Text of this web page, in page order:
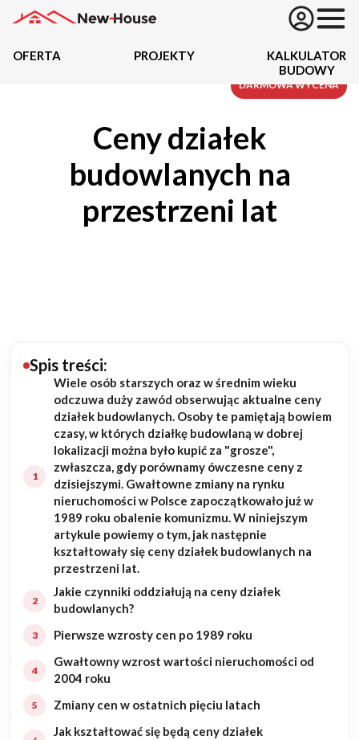
Budowa domu
Rezydencje
Rozbudowa
Remonty
Budynki biurowe
Realizacje
Referencje
Filmy
Ogrody
OFERTA PROJEKTY
KALKULATOR
BUDOWY
Ceny działek
budowlanych na
przestrzeni lat
Spis treści:
Wiele osób starszych oraz w średnim wieku
odczuwa duży zawód obserwując aktualne ceny
działek budowlanych. Osoby te pamiętają bowiem
czasy, w których działkę budowlaną w dobrej
lokalizacji można było kupić za "grosze",
zwłaszcza, gdy porównamy ówczesne ceny z
dzisiejszymi. Gwałtowne zmiany na rynku
nieruchomości w Polsce zapoczątkowało już w
1989 roku obalenie komunizmu. W niniejszym
artykule powiemy o tym, jak następnie
kształtowały się ceny działek budowlanych na
przestrzeni lat.
Jakie czynniki oddziałują na ceny działek
budowlanych?
Pierwsze wzrosty cen po 1989 roku
Gwałtowny wzrost wartości nieruchomości od
2004 roku
Zmiany cen w ostatnich pięciu latach
Jak kształtować się będą ceny działek
DARMOWA WYCENA